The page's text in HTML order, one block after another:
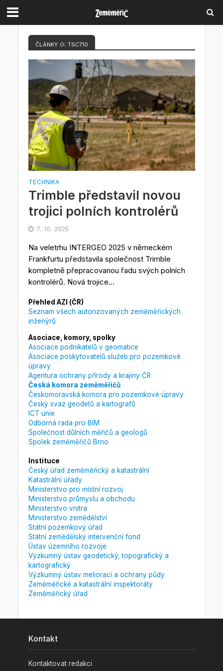
ČLÁNKY O: TSC710
TECHNIKA
Trimble představil novou
trojici polních kontrolérů
7. 10. 2025
Na veletrhu INTERGEO 2025 v německém
Frankfurtu představila společnost Trimble
kompletně přepracovanou řadu svých polních
kontrolérů. Nová trojice...
Přehled AZI (ČR)
Seznam všech autorizovaných zeměměřických
inženýrů
Asociace, komory, spolky
Asociace podnikatelů v geomatice
Asociace poskytovatelů služeb pro pozemkové
úpravy
Agentura ochrany přírody a krajiny ČR
Česká komora zeměměřičů
Českomoravská komora pro pozemkové úpravy
Český svaz geodetů a kartografů
ICT unie
Odborná rada pro BIM
Společnost důlních měřičů a geologů
Spolek zeměměřičů Brno
Instituce
Český úřad zeměměřický a katastrální
Katastrální úřady
Ministerstvo pro místní rozvoj
Ministerstvo průmyslu a obchodu
Ministerstvo vnitra
Ministerstvo zemědělství
Státní pozemkový úřad
Státní zemědělský intervenční fond
Ústav územního rozvoje
Výzkumný ústav geodetický, topografický a
kartografický
Výzkumný ústav meliorací a ochrany půdy
Zeměměřické a katastrální inspektoráty
Zeměměřický úřad
Kontakt
Kontaktovat redakci